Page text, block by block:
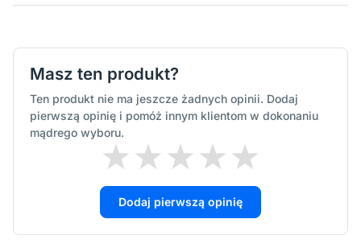
Masz ten produkt?
Ten produkt nie ma jeszcze żadnych opinii. Dodaj
pierwszą opinię i pomóż innym klientom w dokonaniu
mądrego wyboru.
Dodaj pierwszą opinię